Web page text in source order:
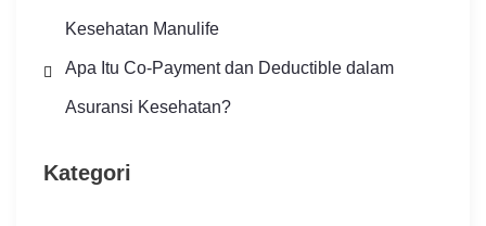
Kesehatan Manulife
Apa Itu Co-Payment dan Deductible dalam
Asuransi Kesehatan?
Kategori